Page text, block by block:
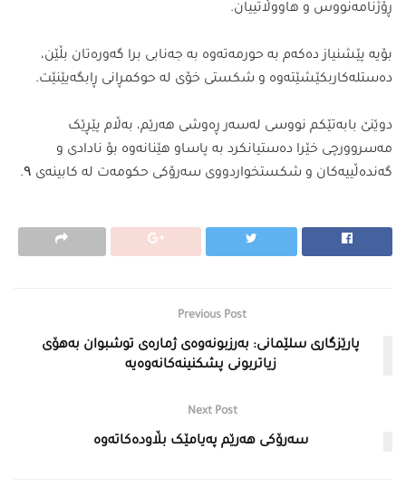
ڕۆژنامەنووس و هاووڵاتییان.
بۆیە پێشنیاز دەکەم بە حورمەتەوە بە جەنابی برا گەورەتان بڵێن،
دەستلەکاربکێشێتەوە و شکستی خۆی لە حوکمڕانی ڕابگەیێنێت.
دوێنێ بابەتێکم نووسی لەسەر ڕەوشی هەرێم، بەڵام پێڕێک
مەسروورچی خێرا دەستیانکرد بە پاساو هێنانەوە بۆ نادادی و
گەندەڵییەکان و شکستخواردووی سەرۆکی حکومەت لە کابینەی ۹.
Previous Post
پارێزگاری سلێمانی: به‌رزبونه‌وه‌ی ژماره‌ی توشبوان به‌هۆی
زیاتربونی پشكنینه‌كانه‌وه‌یه‌
Next Post
سەرۆکی هەرێم پەیامێک بڵاودەکاتەوە